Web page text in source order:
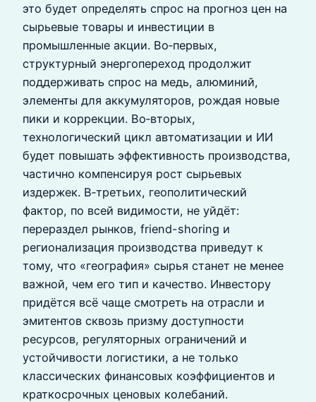
это будет определять спрос на прогноз цен на
сырьевые товары и инвестиции в
промышленные акции. Во‑первых,
структурный энергопереход продолжит
поддерживать спрос на медь, алюминий,
элементы для аккумуляторов, рождая новые
пики и коррекции. Во‑вторых,
технологический цикл автоматизации и ИИ
будет повышать эффективность производства,
частично компенсируя рост сырьевых
издержек. В‑третьих, геополитический
фактор, по всей видимости, не уйдёт:
перераздел рынков, friend-shoring и
регионализация производства приведут к
тому, что «география» сырья станет не менее
важной, чем его тип и качество. Инвестору
придётся всё чаще смотреть на отрасли и
эмитентов сквозь призму доступности
ресурсов, регуляторных ограничений и
устойчивости логистики, а не только
классических финансовых коэффициентов и
краткосрочных ценовых колебаний.